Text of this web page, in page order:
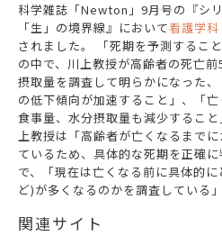
科学雑誌「Newton」9月号の『シ
「生」の境界線』において看護学
されました。 「死期を予測するこ
の中で、川上教授が高齢者の死亡
摂取量を調査して明らかになった
の低下傾向が加速すること」、「
食事量、水分摂取量も減少するこ
上教授は「高齢者が亡くなるまで
ているため、具体的な死期を正確に
で、「現在は亡くなる前に具体的
ど)が多くなるのかを調査している
関連サイト